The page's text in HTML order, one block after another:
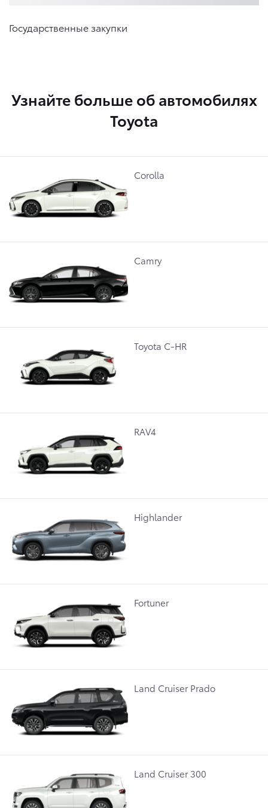
Государственные закупки
Узнайте больше об автомобилях
Toyota
Corolla
Camry
Toyota C-HR
RAV4
Highlander
Fortuner
Land Cruiser Prado
Land Cruiser 300